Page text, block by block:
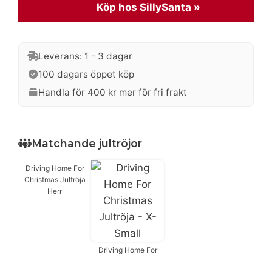
Köp hos SillySanta »
Leverans: 1 - 3 dagar
100 dagars öppet köp
Handla för 400 kr mer för fri frakt
Matchande jultröjor
Driving Home For
Christmas Jultröja
Herr
Driving Home For